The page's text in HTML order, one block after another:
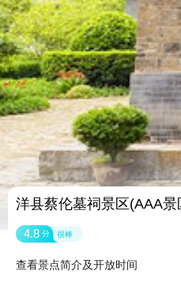
洋县蔡伦墓祠景区(AAA景
4.8 分 很棒
查看景点简介及开放时间